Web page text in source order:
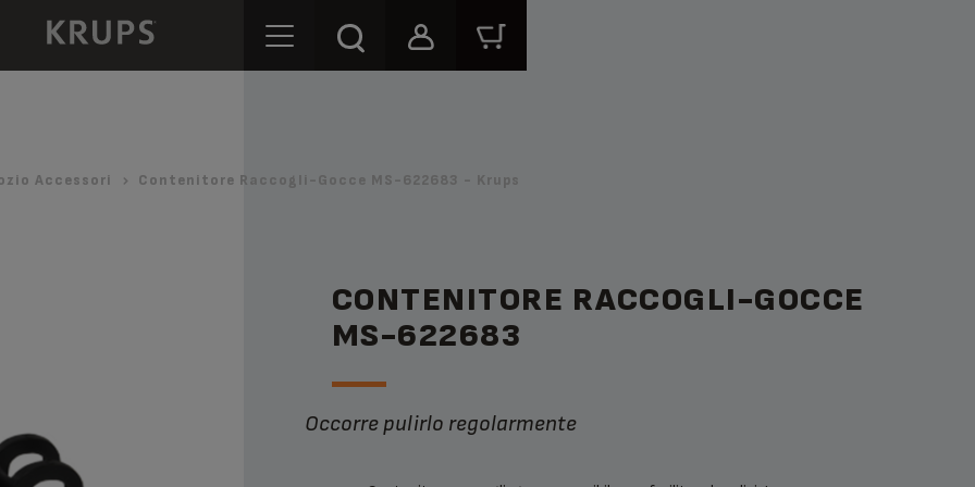
Accessori Contenitore Raccogli-Gocce MS-622683 - Krups
CONTENITORE RACCOGLI-GOCCE
MS-622683
Occorre pulirlo regolarmente